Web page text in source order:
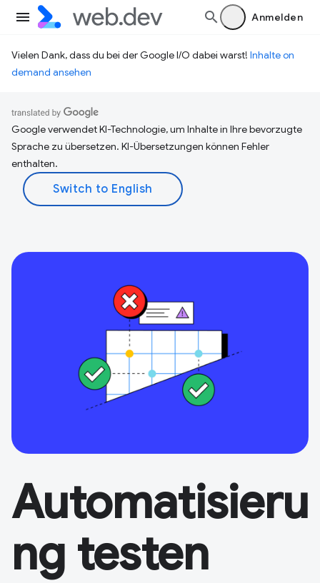
Anmelden
Vielen Dank, dass du bei der Google I/O dabei warst! Inhalte on
demand ansehen
Google verwendet KI-Technologie, um Inhalte in Ihre bevorzugte
Sprache zu übersetzen. KI-Übersetzungen können Fehler
enthalten.
Automatisieru
ng testen